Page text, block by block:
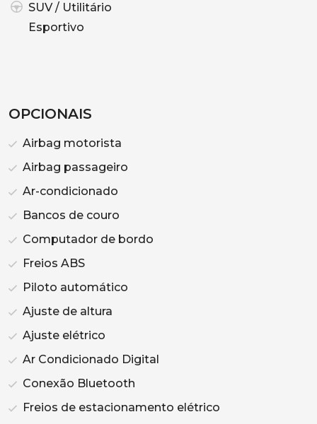
SUV / Utilitário
Esportivo
OPCIONAIS
Airbag motorista
Airbag passageiro
Ar-condicionado
Bancos de couro
Computador de bordo
Freios ABS
Piloto automático
Ajuste de altura
Ajuste elétrico
Ar Condicionado Digital
Conexão Bluetooth
Freios de estacionamento elétrico